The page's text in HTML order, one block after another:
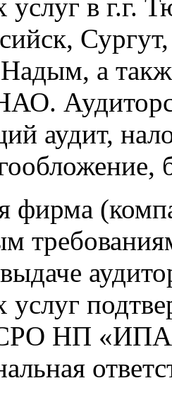
услуг в
а
аудит,
фирма
услуг
НП